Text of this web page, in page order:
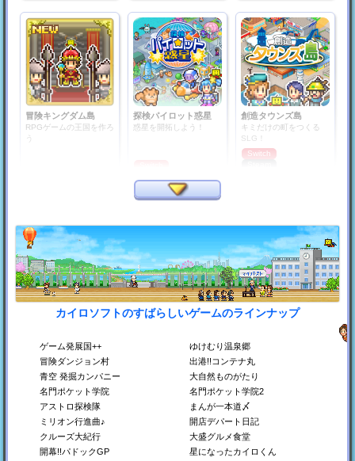
冒険キングダム島
RPGゲームの王国を作ろ
う
探検パイロット惑星
惑星を開拓しよう！
創造タウンズ島
キミだけの町をつくる
SLG！
Switch
銀盤スケートリンク物
Switch
Steam
PS4
Xbox
プロレスリング物語 平安京ものがたり
Switch
Steam
PS4
Xbox
カイロソフトのすばらしいゲームのラインナップ
ゲーム発展国++
ゆけむり温泉郷
冒険ダンジョン村
出港!!コンテナ丸
青空 発掘カンパニー
大自然ものがたり
名門ポケット学院
名門ポケット学院2
アストロ探検隊
まんが一本道〆
ミリオン行進曲♪
開店デパート日記
クルーズ大紀行
大盛グルメ食堂
開幕!!パドックGP
星になったカイロくん